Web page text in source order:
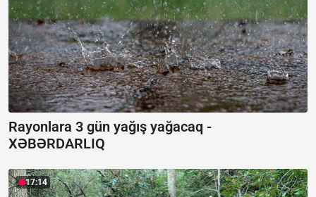
Rayonlara 3 gün yağış yağacaq -
XƏBƏRDARLIQ
17:14